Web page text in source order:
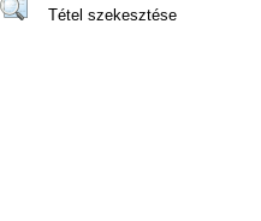
Tétel szekesztése